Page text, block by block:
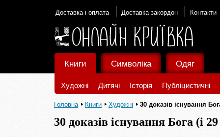
Доставка і оплата Доставка закордон Контакти
Книги
Художні Дитячі Історія Публіцистичні
Символіка Одяг
Головна Книги Художні 30 доказів існування
30 доказів існування Бога (і